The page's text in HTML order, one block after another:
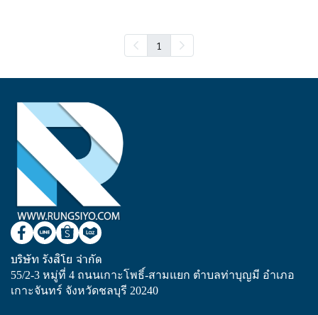
1
บริษัท รังสิโย จำกัด
55/2-3 หมู่ที่ 4 ถนนเกาะโพธิ์-สามแยก ตำบลท่าบุญมี อำเภอ
เกาะจันทร์ จังหวัดชลบุรี 20240